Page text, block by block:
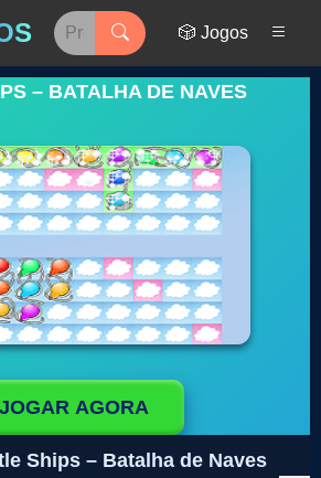
🎲 Jogos
– BATALHA DE NAVES
JOGAR AGORA
Ships – Batalha de Naves